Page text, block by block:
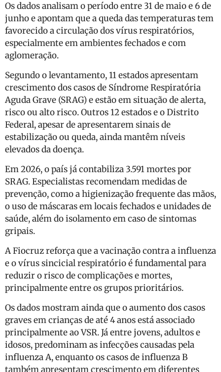
Os dados analisam o período entre 31 de maio e 6 de
junho e apontam que a queda das temperaturas tem
favorecido a circulação dos vírus respiratórios,
especialmente em ambientes fechados e com
aglomeração.
Segundo o levantamento, 11 estados apresentam
crescimento dos casos de Síndrome Respiratória
Aguda Grave (SRAG) e estão em situação de alerta,
risco ou alto risco. Outros 12 estados e o Distrito
Federal, apesar de apresentarem sinais de
estabilização ou queda, ainda mantêm níveis
elevados da doença.
Em 2026, o país já contabiliza 3.591 mortes por
SRAG. Especialistas recomendam medidas de
prevenção, como a higienização frequente das mãos,
o uso de máscaras em locais fechados e unidades de
saúde, além do isolamento em caso de sintomas
gripais.
A Fiocruz reforça que a vacinação contra a influenza
e o vírus sincicial respiratório é fundamental para
reduzir o risco de complicações e mortes,
principalmente entre os grupos prioritários.
Os dados mostram ainda que o aumento dos casos
graves em crianças de até 4 anos está associado
principalmente ao VSR. Já entre jovens, adultos e
idosos, predominam as infecções causadas pela
influenza A, enquanto os casos de influenza B
também apresentam crescimento em diferentes